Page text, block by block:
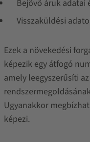
Bejövő áruk adatai
Visszaküldési
Ezek a növekedési
képezik egy átfogó
amely leegyszerűsíti
Ugyanakkor
képezi.